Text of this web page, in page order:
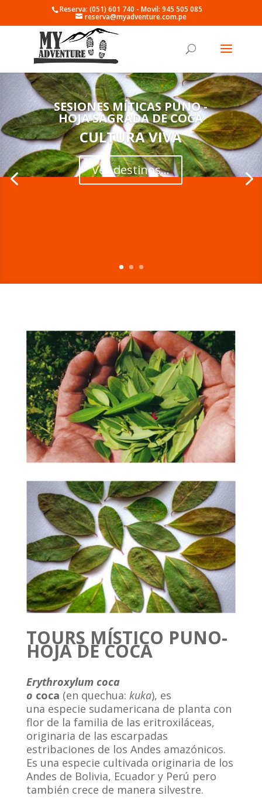
Reserva: (051) 601 740 - Movil: 945 505 085
reserva@myadventure.com.pe
SESIONES MÍTICAS PUNO -
HOJA SAGRADA DE COCA
CULTURA VIVA
Ver destinos...
TOURS MÍSTICO PUNO-
HOJA DE COCA
Erythroxylum coca
o coca (en quechua: kuka), es
una especie sudamericana de planta con
flor de la familia de las eritroxiláceas,
originaria de las escarpadas
estribaciones de los Andes amazónicos.
Es una especie cultivada originaria de los
Andes de Bolivia, Ecuador y Perú pero
también crece de manera silvestre.